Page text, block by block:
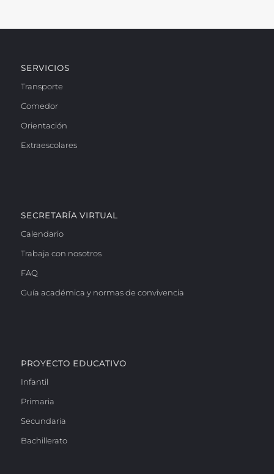
SERVICIOS
Transporte
Comedor
Orientación
Extraescolares
SECRETARÍA VIRTUAL
Calendario
Trabaja con nosotros
FAQ
Guía académica y normas de convivencia
PROYECTO EDUCATIVO
Infantil
Primaria
Secundaria
Bachillerato